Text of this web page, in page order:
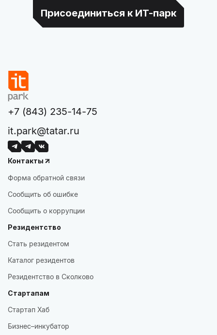
Присоединиться к ИТ-парк
+7 (843) 235-14-75
it.park@tatar.ru
Контакты
Форма обратной связи
Сообщить об ошибке
Сообщить о коррупции
Резидентство
Стать резидентом
Каталог резидентов
Резидентство в Сколково
Стартапам
Стартап Хаб
Бизнес–инкубатор